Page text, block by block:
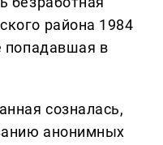
района 1984
попадавшая в
созналась,
анонимных